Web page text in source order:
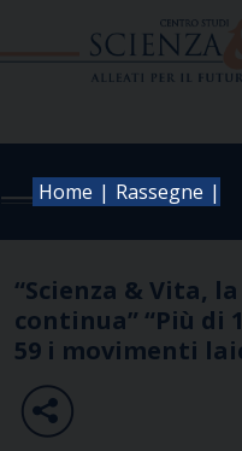
Home | Rassegne |
“Scienza & Vita,
continua” “Più di
59 i movimenti